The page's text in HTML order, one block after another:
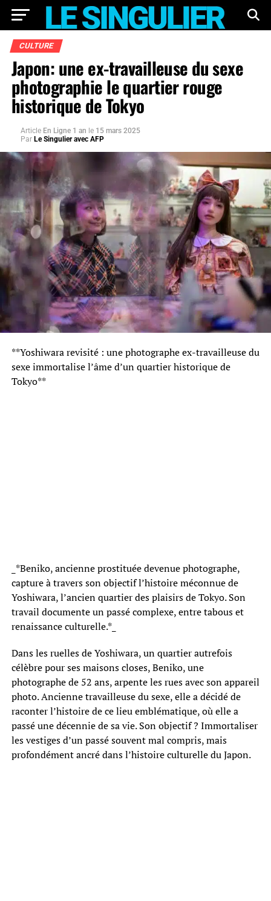
CULTURE
Japon: une ex-travailleuse du sexe
photographie le quartier rouge
historique de Tokyo
Article En Ligne 1 an le 15 mars 2025
Par Le Singulier avec AFP
**Yoshiwara revisité : une photographe ex-travailleuse du
sexe immortalise l’âme d’un quartier historique de
Tokyo**
_*Beniko, ancienne prostituée devenue photographe,
capture à travers son objectif l’histoire méconnue de
Yoshiwara, l’ancien quartier des plaisirs de Tokyo. Son
travail documente un passé complexe, entre tabous et
renaissance culturelle.*_
Dans les ruelles de Yoshiwara, un quartier autrefois
célèbre pour ses maisons closes, Beniko, une
photographe de 52 ans, arpente les rues avec son appareil
photo. Ancienne travailleuse du sexe, elle a décidé de
raconter l’histoire de ce lieu emblématique, où elle a
passé une décennie de sa vie. Son objectif ? Immortaliser
les vestiges d’un passé souvent mal compris, mais
profondément ancré dans l’histoire culturelle du Japon.